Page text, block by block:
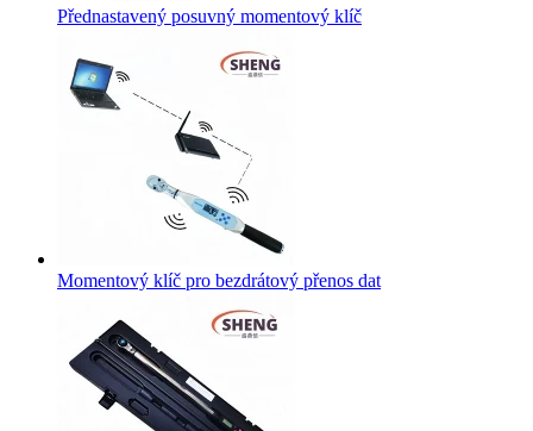
Přednastavený posuvný momentový klíč
Momentový klíč pro bezdrátový přenos dat